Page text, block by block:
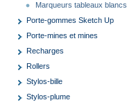
Marqueurs tableaux blancs
Porte-gommes Sketch Up
Porte-mines et mines
Recharges
Rollers
Stylos-bille
Stylos-plume